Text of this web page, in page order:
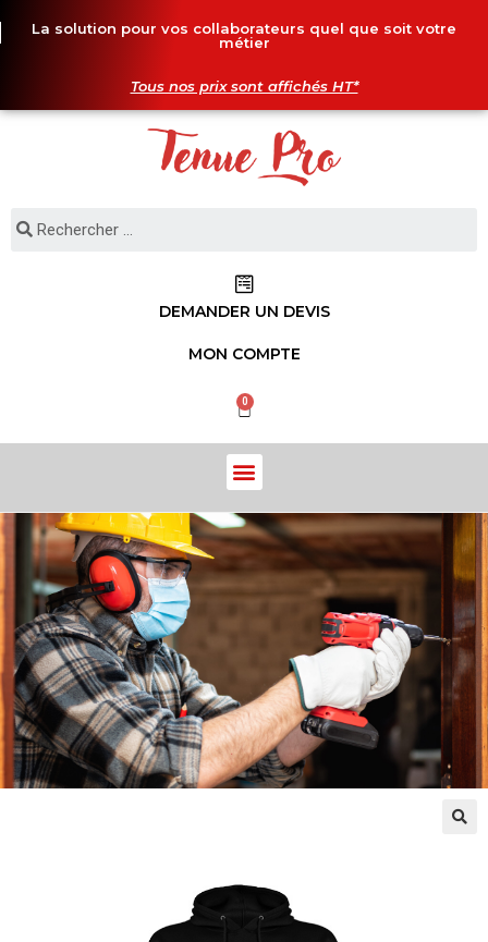
La solution pour vos collaborateurs quel que soit votre
métier
Tous nos prix sont affichés HT*
DEMANDER UN DEVIS
MON COMPTE
0